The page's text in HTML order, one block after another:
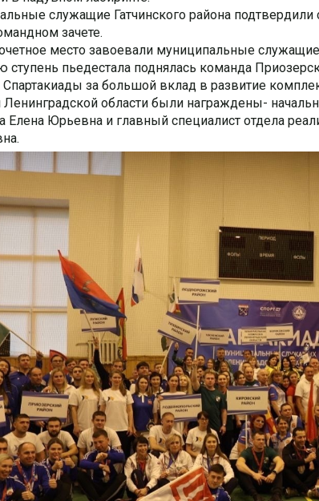
служащие Гатчинского района
зачете.
место завоевали муниципальные
ступень пьедестала поднялась команда
за большой вклад в развитие
Ленинградской области были награждены-
Елена Юрьевна и главный специалист отдела